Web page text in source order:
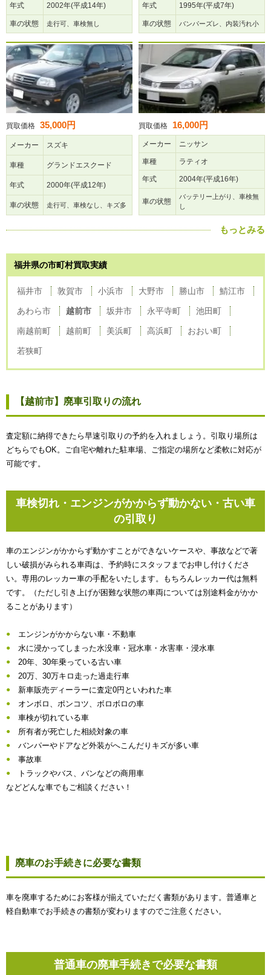
年式 2002年(平成14年)
車の状態 走行可、車検無し
年式 1995年(平成7年)
車の状態 バンパーズレ、内装汚れ小
買取価格 35,000円
メーカー スズキ
車種 グランドエスクード
年式 2000年(平成12年)
車の状態 走行可、車検なし、キズ多
買取価格 16,000円
メーカー ニッサン
車種 ラティオ
年式 2004年(平成16年)
車の状態
バッテリー上がり、車検無
し
もっとみる
福井県の市町村買取実績
福井市 敦賀市 小浜市 大野市 勝山市 鯖江市
あわら市 越前市 坂井市 永平寺町 池田町
南越前町 越前町 美浜町 高浜町 おおい町
若狭町
【越前市】廃車引取りの流れ
査定額に納得できたら早速引取りの予約を入れましょう。引取り場所は
どちらでもOK。ご自宅や離れた駐車場、ご指定の場所など柔軟に対応が
可能です。
車検切れ・エンジンがかからず動かない・古い車
の引取り
車のエンジンがかからず動かすことができないケースや、事故などで著
しい破損がみられる車両は、予約時にスタッフまでお申し付けくださ
い。専用のレッカー車の手配をいたします。もちろんレッカー代は無料
です。（ただし引き上げが困難な状態の車両については別途料金がかか
ることがあります）
エンジンがかからない車・不動車
水に浸かってしまった水没車・冠水車・水害車・浸水車
20年、30年乗っている古い車
20万、30万キロ走った過走行車
新車販売ディーラーに査定0円といわれた車
オンボロ、ポンコツ、ボロボロの車
車検が切れている車
所有者が死亡した相続対象の車
バンパーやドアなど外装がへこんだりキズが多い車
事故車
トラックやバス、バンなどの商用車
などどんな車でもご相談ください！
廃車のお手続きに必要な書類
車を廃車するためにお客様が揃えていただく書類があります。普通車と
軽自動車でお手続きの書類が変わりますのでご注意ください。
普通車の廃車手続きで必要な書類